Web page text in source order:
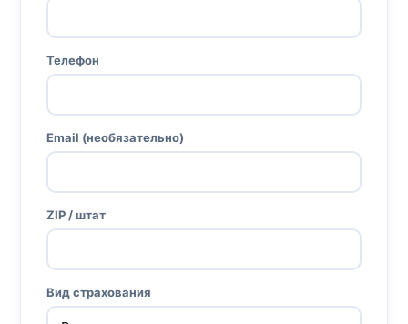
Телефон
Email (необязательно)
ZIP / штат
Вид страхования